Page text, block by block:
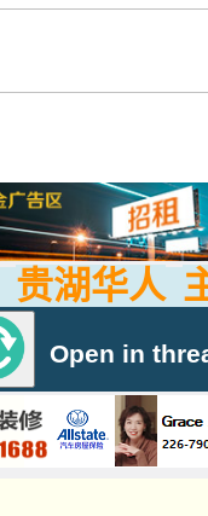
贵湖华人
Open in